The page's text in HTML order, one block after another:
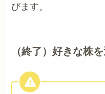
びます。
（終了）好きな株